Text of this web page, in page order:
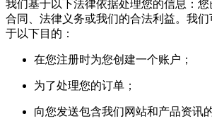
我们基于以下法律依据处理您的信息：
合同、法律义务或我们的合法利益。我们
于以下目的：
在您注册时为您创建一个账户；
为了处理您的订单；
向您发送包含我们网站和产品资讯